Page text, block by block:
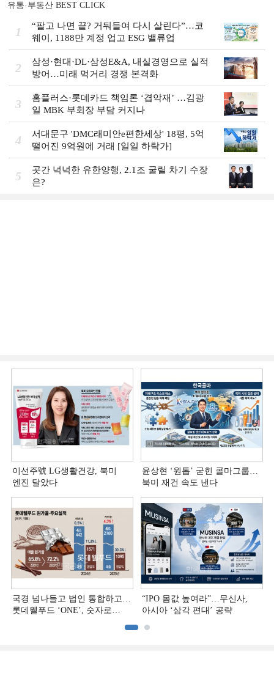
유통·부동산 BEST CLICK
1
“팔고 나면 끝? 거둬들여 다시 살린다”…코
웨이, 1188만 계정 업고 ESG 밸류업
2
삼성·현대·DL·삼성E&A, 내실경영으로 실적
방어…미래 먹거리 경쟁 본격화
3
홈플러스·롯데카드 책임론 ‘겹악재’ …김광
일 MBK 부회장 부담 커지나
4
서대문구 'DMC래미안e편한세상' 18평, 5억
떨어진 9억원에 거래 [일일 하락가]
5
곳간 넉넉한 유한양행, 2.1조 굴릴 차기 수장
은?
이선주號 LG생활건강, 북미
엔진 달았다
윤상현 ‘원톱ʼ 굳힌 콜마그룹…
북미 재건 속도 낸다
국경 넘나들고 법인 통합하고…
롯데웰푸드 ‘ONE’, 숫자로
“IPO 몸값 높여라”…무신사,
아시아 ‘삼각 편대’ 공략